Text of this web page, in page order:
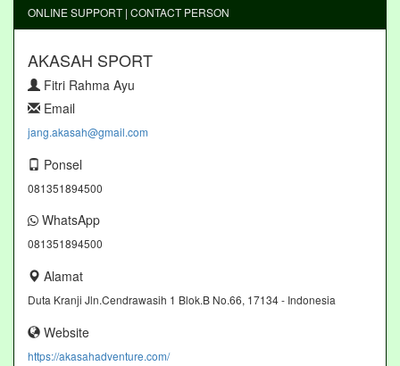
ONLINE SUPPORT | CONTACT PERSON
AKASAH SPORT
Fitri Rahma Ayu
Email
jang.akasah@gmail.com
Ponsel
081351894500
WhatsApp
081351894500
Alamat
Duta Kranji Jln.Cendrawasih 1 Blok.B No.66, 17134 - Indonesia
Website
https://akasahadventure.com/